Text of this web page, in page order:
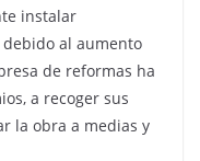
instalar
al aumento
de reformas ha
a recoger sus
la obra a medias y